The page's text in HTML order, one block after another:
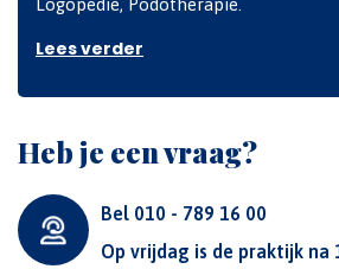
Lees verder
Heb je een vraag?
Bel 010 - 789 16 00
Op vrijdag is de praktijk na